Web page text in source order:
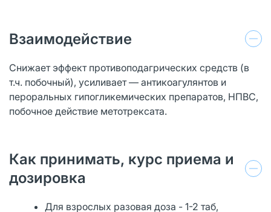
Взаимодействие
Снижает эффект противоподагрических средств (в
т.ч. побочный), усиливает — антикоагулянтов и
пероральных гипогликемических препаратов, НПВС,
побочное действие метотрексата.
Как принимать, курс приема и
дозировка
Для взрослых разовая доза - 1-2 таб,